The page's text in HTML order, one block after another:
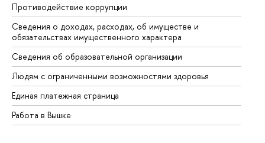
Противодействие коррупции
Сведения о доходах, расходах, об имуществе и
обязательствах имущественного характера
Сведения об образовательной организации
Людям с ограниченными возможностями здоровья
Единая платежная страница
Работа в Вышке